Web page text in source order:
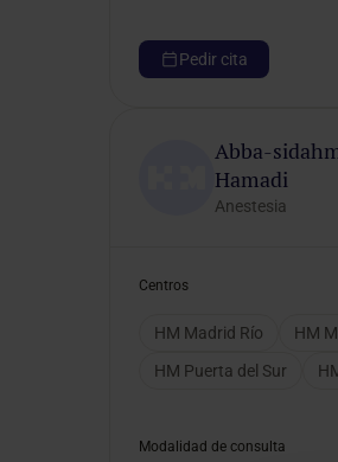
Pedir cita
Abba-
Hamadi
Anestesia
Centros
HM Madrid Río
HM
HM Puerta del Sur
Modalidad de consulta